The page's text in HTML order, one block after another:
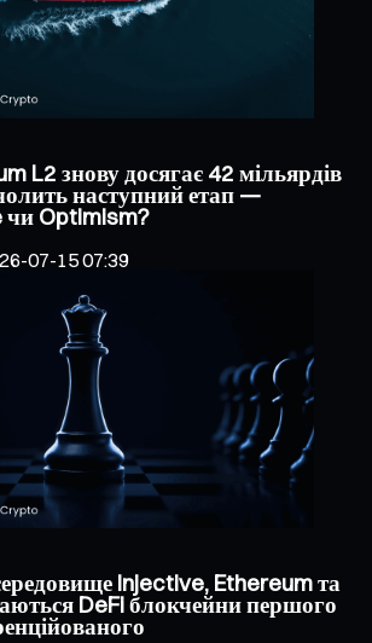
L2 знову досягає 42 мільярдів
наступний етап —
чи Optimism?
07-15 07:39
Injective, Ethereum та
DeFi блокчейни першого